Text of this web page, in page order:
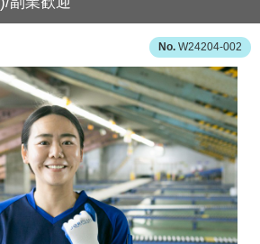
W24204-002